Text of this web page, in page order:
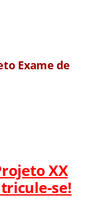
Exame de
XX
se!